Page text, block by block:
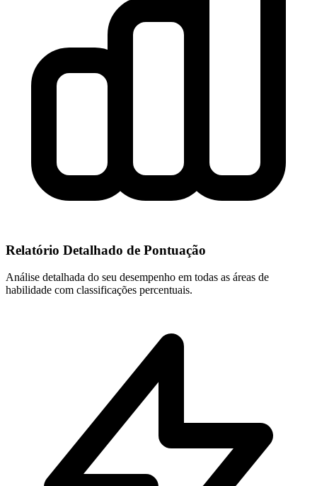
Relatório Detalhado de Pontuação
Análise detalhada do seu desempenho em todas as áreas de
habilidade com classificações percentuais.